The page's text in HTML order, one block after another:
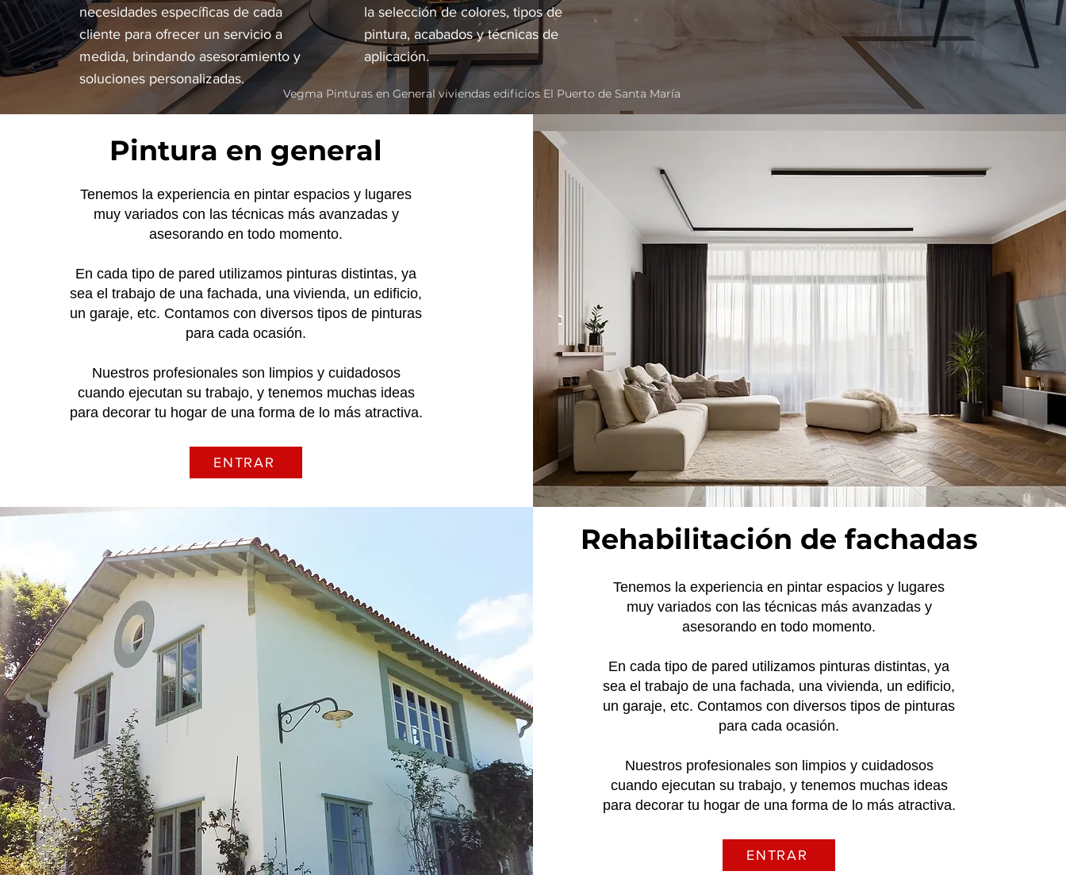
necesidades específicas de cada
cliente para ofrecer un servicio a
medida, brindando asesoramiento y
soluciones personalizadas.
la selección de colores, tipos de
pintura, acabados y técnicas de
aplicación.
Vegma Pinturas en General viviendas edificios El Puerto de Santa María
Pintura en general
Tenemos la experiencia en pintar espacios y lugares
muy variados con las técnicas más avanzadas y
asesorando en todo momento.
En cada tipo de pared utilizamos pinturas distintas, ya
sea el trabajo de una fachada, una vivienda, un edificio,
un garaje, etc. Contamos con diversos tipos de pinturas
para cada ocasión.
Nuestros profesionales son limpios y cuidadosos
cuando ejecutan su trabajo, y tenemos muchas ideas
para decorar tu hogar de una forma de lo más atractiva.
ENTRAR
Rehabilitación de fachadas
Tenemos la experiencia en pintar espacios y lugares
muy variados con las técnicas más avanzadas y
asesorando en todo momento.
En cada tipo de pared utilizamos pinturas distintas, ya
sea el trabajo de una fachada, una vivienda, un edificio,
un garaje, etc. Contamos con diversos tipos de pinturas
para cada ocasión.
Nuestros profesionales son limpios y cuidadosos
cuando ejecutan su trabajo, y tenemos muchas ideas
para decorar tu hogar de una forma de lo más atractiva.
ENTRAR